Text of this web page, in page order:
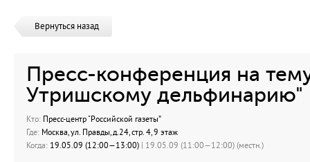
Вернуться назад
Пресс-конференция на
Утришскому дельфинарию"
Кто: Пресс-центр "Российской газеты”
Где: Москва, ул. Правды, д.24, стр. 4, 9 этаж
Когда: 19.05.09 (12:00—13:00) | 19.05.09 (11:00—12:00) (местн.)